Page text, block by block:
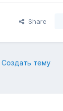
Share
Создать тему